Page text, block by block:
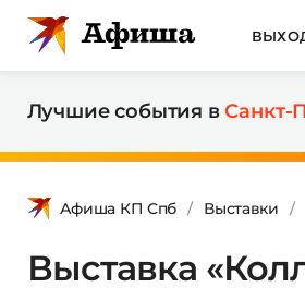
Лучшие события вСанкт-
Афиша КП Спб Выставки
Выставка